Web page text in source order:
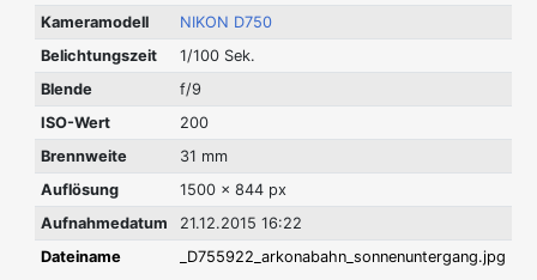
Kameramodell
NIKON D750
Belichtungszeit
1/100 Sek.
Blende
f/9
ISO-Wert
200
Brennweite
31 mm
Auflösung
1500 x 844 px
Aufnahmedatum
21.12.2015 16:22
Dateiname
_D755922_arkonabahn_sonnenuntergang.jpg